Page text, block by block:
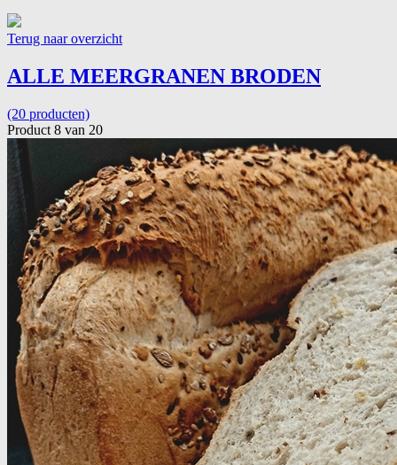
Terug naar overzicht
ALLE MEERGRANEN BRODEN
(20 producten)
Product 8 van 20